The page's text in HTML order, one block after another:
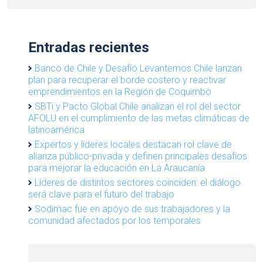
Entradas recientes
Banco de Chile y Desafío Levantemos Chile lanzan
plan para recuperar el borde costero y reactivar
emprendimientos en la Región de Coquimbo
SBTi y Pacto Global Chile analizan el rol del sector
AFOLU en el cumplimiento de las metas climáticas de
latinoamérica
Expertos y líderes locales destacan rol clave de
alianza público-privada y definen principales desafíos
para mejorar la educación en La Araucanía
Líderes de distintos sectores coinciden: el diálogo
será clave para el futuro del trabajo
Sodimac fue en apoyo de sus trabajadores y la
comunidad afectados por los temporales